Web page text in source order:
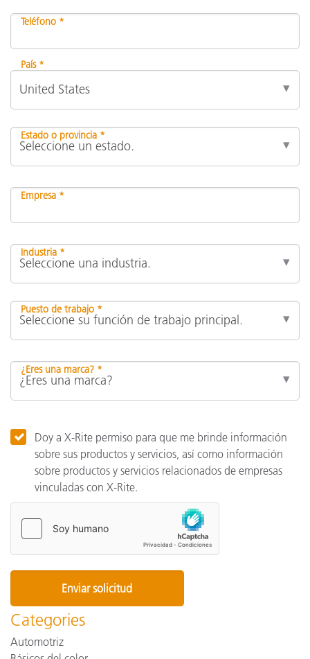
Teléfono *
País *
Estado o provincia *
Empresa *
Industria *
Puesto de trabajo *
¿Eres una marca? *
Doy a X-Rite permiso para que me brinde información
sobre sus productos y servicios, así como información
sobre productos y servicios relacionados de empresas
vinculadas con X-Rite.
Categories
Automotriz